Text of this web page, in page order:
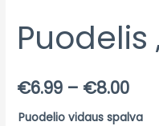
Puodelis
€6.99 – €8.00
Puodelio vidaus spalva